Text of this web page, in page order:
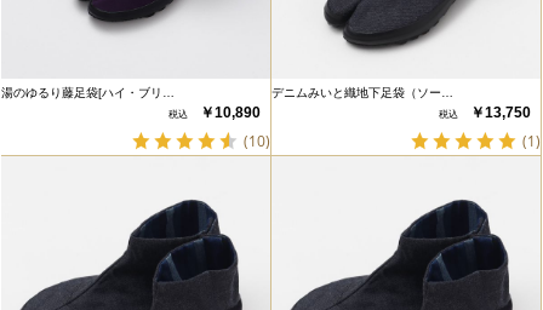
湯のゆるり藤足袋[ハイ・ブリ…
￥10,890
(10)
デニムみいと織地下足袋（ソー…
￥13,750
(1)